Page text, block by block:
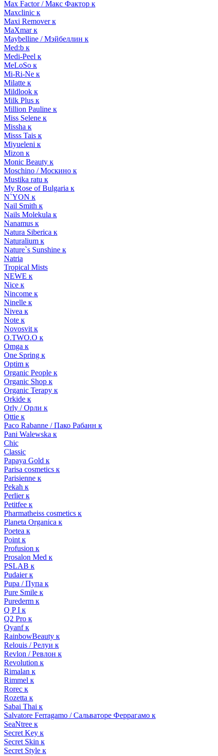
Max Factor / Макс Фактор к
Maxclinic к
Maxi Remover к
MaXmar к
Maybelline / Мэйбеллин к
Med:b к
Medi-Peel к
MeLoSo к
Mi-Ri-Ne к
Milatte к
Mildlook к
Milk Plus к
Million Pauline к
Miss Selene к
Missha к
Misss Tais к
Miyueleni к
Mizon к
Monic Beauty к
Moschino / Москино к
Mustika ratu к
My Rose of Bulgaria к
N`YON к
Nail Smith к
Nails Molekula к
Nanamus к
Natura Siberica к
Naturalium к
Nature`s Sunshine к
Natria
Tropical Mists
NEWE к
Nice к
Nincome к
Ninelle к
Nivea к
Note к
Novosvit к
O.TWO.O к
Omga к
One Spring к
Optim к
Organic People к
Organic Shop к
Organic Terapy к
Orkide к
Orly / Орли к
Ottie к
Paco Rabanne / Пако Рабанн к
Pani Walewska к
Chic
Classic
Papaya Gold к
Parisa cosmetics к
Parisienne к
Pekah к
Perlier к
Petitfee к
Pharmatheiss cosmetics к
Planeta Organica к
Poetea к
Point к
Profusion к
Prosalon Med к
PSLAB к
Pudaier к
Pupa / Пупа к
Pure Smile к
Purederm к
Q P I к
Q2 Pro к
Qyanf к
RainbowBeauty к
Relouis / Релуи к
Revlon / Ревлон к
Revolution к
Rimalan к
Rimmel к
Rorec к
Rozetta к
Sabai Thai к
Salvatore Ferragamo / Сальваторе Феррагамо к
SeaNtree к
Secret Key к
Secret Skin к
Secret Style к